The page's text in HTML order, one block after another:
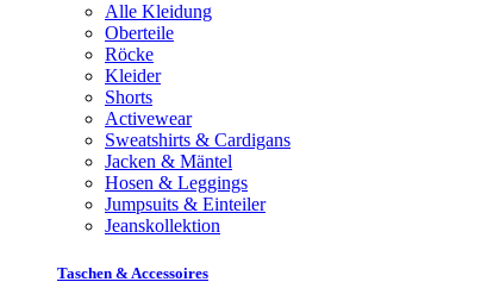
Alle Kleidung
Oberteile
Röcke
Kleider
Shorts
Activewear
Sweatshirts & Cardigans
Jacken & Mäntel
Hosen & Leggings
Jumpsuits & Einteiler
Jeanskollektion
Taschen & Accessoires